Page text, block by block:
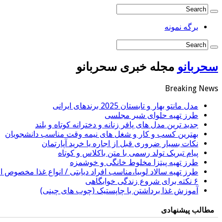
برگه نمونه
سحربانو مجله خبری سحربانو
Breaking News
مدل مانتو بهار و تابستان 2025 برندهای ایرانی
طرز تهیه حلوای شیر مجلسی
جدید ترین مدل های پافر زنانه و دخترانه کوتاه و بلند
بهترین کسب و کار و شغل های نیمه وقت مناسب دانشجویان
نکات بسیار ضروری قبل از اجاره یا خرید آپارتمان
پیام تبریک تولد رسمی با متن باکلاس و کوتاه
طرز تهیه پیتزا مخلوط خانگی و خوشمزه
طرز تهیه سالاد لوبیا،مناسب افراد دیابتی / انواع غذا مخصوص
۶ نکته برای شروع زندگی خوابگاهی
آموزش غذا برداشتن با چاپستیک (چوب های چینی)
مطالب پیشنهادی